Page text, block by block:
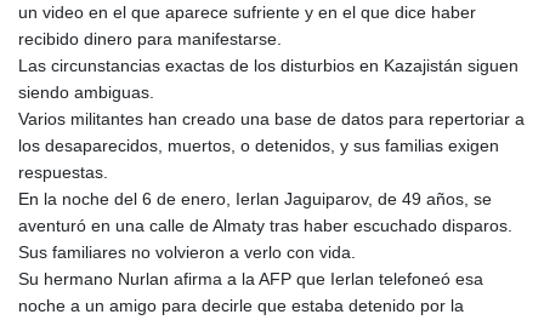
un video en el que aparece sufriente y en el que dice haber
recibido dinero para manifestarse.
Las circunstancias exactas de los disturbios en Kazajistán siguen
siendo ambiguas.
Varios militantes han creado una base de datos para repertoriar a
los desaparecidos, muertos, o detenidos, y sus familias exigen
respuestas.
En la noche del 6 de enero, Ierlan Jaguiparov, de 49 años, se
aventuró en una calle de Almaty tras haber escuchado disparos.
Sus familiares no volvieron a verlo con vida.
Su hermano Nurlan afirma a la AFP que Ierlan telefoneó esa
noche a un amigo para decirle que estaba detenido por la